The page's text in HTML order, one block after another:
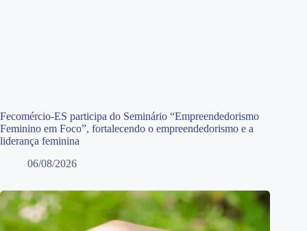
Fecomércio-ES participa do Seminário “Empreendedorismo
Feminino em Foco”, fortalecendo o empreendedorismo e a
liderança feminina
06/08/2026